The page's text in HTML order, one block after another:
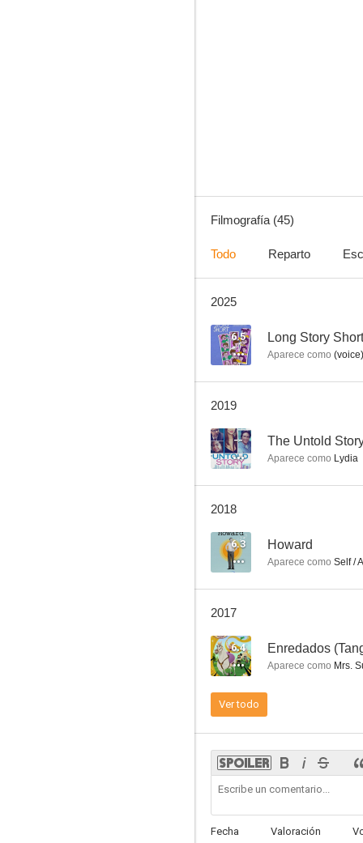
La tienda de los horrores
Filmografía (45)
Todo Reparto
2025
6.5 Long Story Short
Aparece como (voice)
2019
-- The Untold
Aparece como Lydia
2018
6.3 Howard
Aparece como Self /
2017
6.4 Enredados
Aparece como Mrs.
Ver todo
Fecha Valoración